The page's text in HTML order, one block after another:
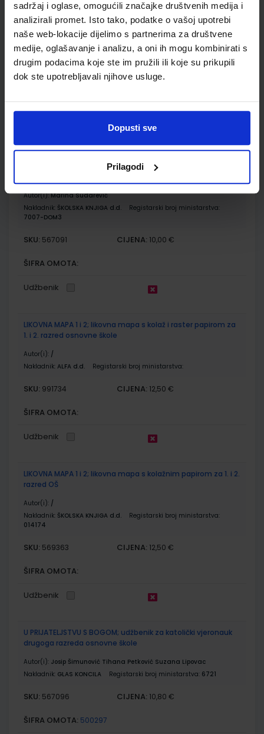
sadržaj i oglase, omogućili značajke društvenih medija i
analizirali promet. Isto tako, podatke o vašoj upotrebi
naše web-lokacije dijelimo s partnerima za društvene
medije, oglašavanje i analizu, a oni ih mogu kombinirati s
drugim podacima koje ste im pružili ili koje su prikupili
dok ste upotrebljavali njihove usluge.
Dopusti sve
Prilagodi
EUREKA 2; radna bilježnica za prirodu i društvo u drugom
razredu osnovne škole
Autor(i):Bakarić Palička Ćorić Grgić Križanac Lukša
Nakladnik: ŠKOLSKA KNJIGA d.d.
Registarski broj ministarstva:
7007-DOM
SKU:567090 CIJENA:11,00 €
ŠIFRA OMOTA:500239
Omot
EUREKA 2; nastavni listići za prirodu i društvo u drugom
Autor(i):Marina Sudarević
Nakladnik: ŠKOLSKA KNJIGA d.d.
Registarski broj ministarstva:
7007-DOM3
SKU: 567091 CIJENA: 10,00 €
ŠIFRA OMOTA:
Udžbenik
LIKOVNA MAPA 1 i 2; likovna mapa s kolaž i raster papirom za
1. i 2. razred osnovne škole
Autor(i): /
Nakladnik: ALFA d.d. Registarski broj ministarstva:
SKU: 991734 CIJENA: 12,50 €
ŠIFRA OMOTA:
Udžbenik
LIKOVNA MAPA 1 i 2; likovna mapa s kolažnim papirom za 1. i 2.
razred OŠ
Autor(i): /
Nakladnik: ŠKOLSKA KNJIGA d.d.
Registarski broj ministarstva:
014174
SKU: 569363 CIJENA: 12,50 €
ŠIFRA OMOTA:
Udžbenik
U PRIJATELJSTVU S BOGOM; udžbenik za katolički vjeronauk
drugoga razreda osnovne škole
Autor(i): Josip Šimunović Tihana Petković Suzana Lipovac
Nakladnik: GLAS KONCILA Registarski broj ministarstva: 6721
SKU: 567096 CIJENA: 10,80 €
ŠIFRA OMOTA: 500297